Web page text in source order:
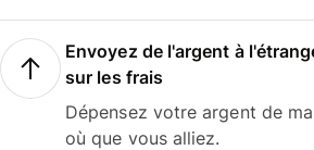
Envoyez de l'argent à
sur les frais
Dépensez votre argent de
où que vous alliez.